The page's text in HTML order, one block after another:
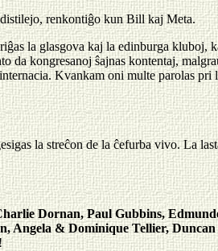
renkontiĝo kun Bill kaj Meta.
la glasgova kaj la edinburga kluboj,
da kongresanoj ŝajnas kontentaj,
Kvankam oni multe parolas pri
la streĉon de la ĉefurba vivo. La
Dornan, Paul Gubbins,
Angela & Dominique Tellier,